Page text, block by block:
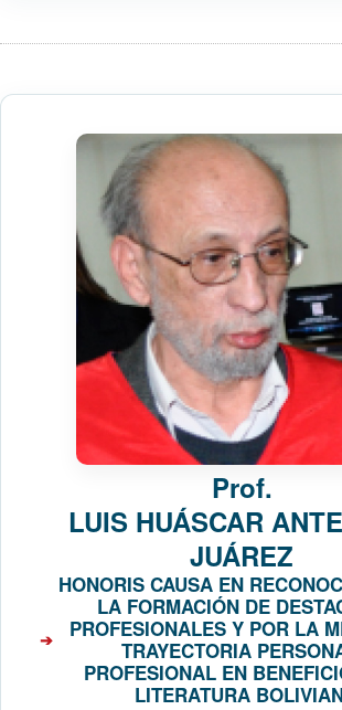
Prof.
LUIS HUÁSCAR
JUÁREZ
HONORIS CAUSA EN
LA FORMACIÓN DE
PROFESIONALES Y POR LA
TRAYECTORIA
PROFESIONAL EN
LITERATURA